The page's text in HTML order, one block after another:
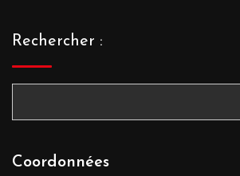
Rechercher :
Coordonnées